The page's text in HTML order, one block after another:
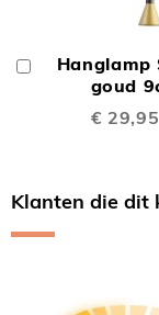
Hanglamp
goud
€ 29,95
Winkelwagen
Klanten die dit